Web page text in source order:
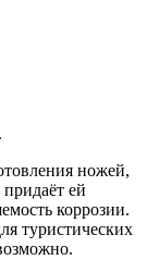
ножей,
ей
коррозии.
туристических